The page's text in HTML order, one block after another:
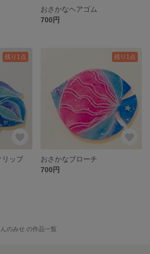
おさかなヘアゴム
700円
残り1点
リップ
残り1点
おさかなブローチ
700円
のみせ の作品一覧